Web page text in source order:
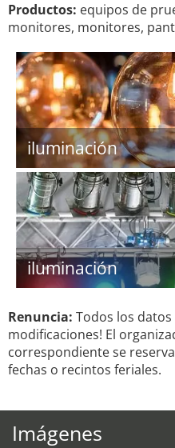
Productos: equipos de
monitores, monitores,
iluminación
iluminación
Renuncia: Todos los
modificaciones! El
correspondiente se
fechas o recintos feriales.
Imágenes